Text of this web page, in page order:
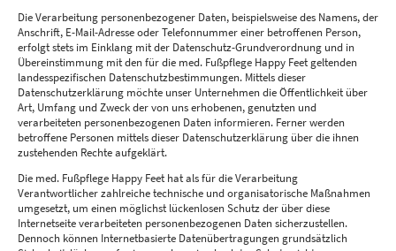
Die Verarbeitung personenbezogener Daten, beispielsweise des Namens, der
Anschrift, E-Mail-Adresse oder Telefonnummer einer betroffenen Person,
erfolgt stets im Einklang mit der Datenschutz-Grundverordnung und in
Übereinstimmung mit den für die med. Fußpflege Happy Feet geltenden
landesspezifischen Datenschutzbestimmungen. Mittels dieser
Datenschutzerklärung möchte unser Unternehmen die Öffentlichkeit über
Art, Umfang und Zweck der von uns erhobenen, genutzten und
verarbeiteten personenbezogenen Daten informieren. Ferner werden
betroffene Personen mittels dieser Datenschutzerklärung über die ihnen
zustehenden Rechte aufgeklärt.
Die med. Fußpflege Happy Feet hat als für die Verarbeitung
Verantwortlicher zahlreiche technische und organisatorische Maßnahmen
umgesetzt, um einen möglichst lückenlosen Schutz der über diese
Internetseite verarbeiteten personenbezogenen Daten sicherzustellen.
Dennoch können Internetbasierte Datenübertragungen grundsätzlich